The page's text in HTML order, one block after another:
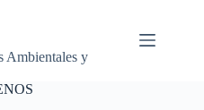
Ambientales y